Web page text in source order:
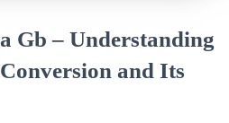
Gb – Understanding
and Its